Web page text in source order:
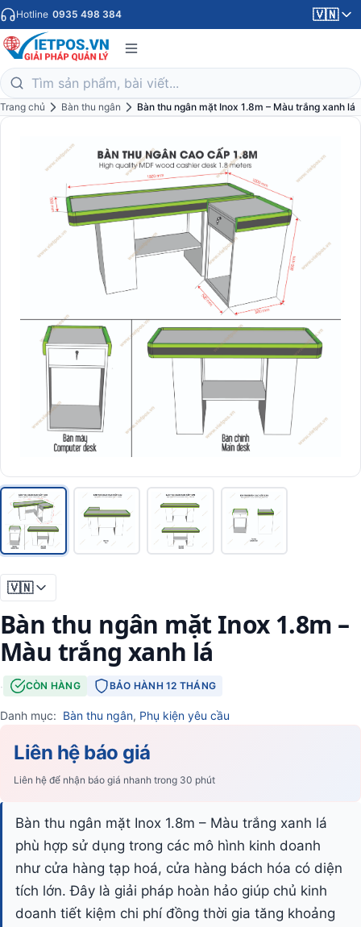
Hotline 0935 498 384 🇻🇳
Trang chủ Bàn thu ngân Bàn thu ngân mặt Inox 1.8m – Màu trắng xanh lá
🇻🇳
Bàn thu ngân mặt Inox 1.8m –
Màu trắng xanh lá
· CÒN HÀNG BẢO HÀNH 12 THÁNG
Danh mục: Bàn thu ngân, Phụ kiện yêu cầu
Liên hệ báo giá
Liên hệ để nhận báo giá nhanh trong 30 phút
Bàn thu ngân mặt Inox 1.8m – Màu trắng xanh lá
phù hợp sử dụng trong các mô hình kinh doanh
như cửa hàng tạp hoá, cửa hàng bách hóa có diện
tích lớn. Đây là giải pháp hoàn hảo giúp chủ kinh
doanh tiết kiệm chi phí đồng thời gia tăng khoảng